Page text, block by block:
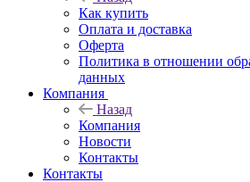
Как купить
Оплата и доставка
Оферта
Политика в отношении
данных
Компания
Назад
Компания
Новости
Контакты
Контакты